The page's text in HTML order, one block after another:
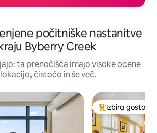
počitniške nastanitve
Byberry Creek
ta prenočišča imajo visoke ocene
čistočo in še več.
Najbolj
Izbira gostov